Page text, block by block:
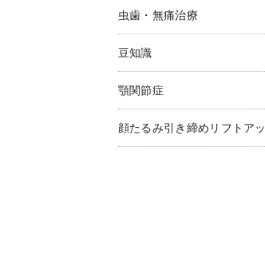
虫歯・無痛治療
豆知識
顎関節症
顔たるみ引き締めリフトア